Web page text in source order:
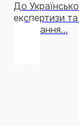
До
експертизи
виконання...